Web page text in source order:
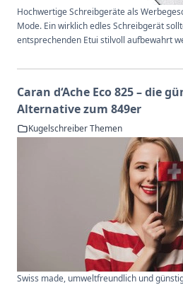
Hochwertige Schreibgeräte als
Mode. Ein wirklich edles Schreibgerät
entsprechenden Etui stilvoll aufbewahrt
Caran d‘Ache Eco 825 – die
Alternative zum 849er
Kugelschreiber Themen
Swiss made, umweltfreundlich und